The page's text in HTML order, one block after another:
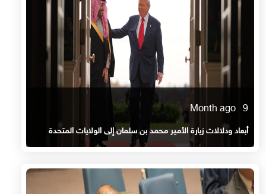
9 Month ago
أبعاد ودلالات زيارة الأمير محمد بن سلمان إلى الولايات المتحدة